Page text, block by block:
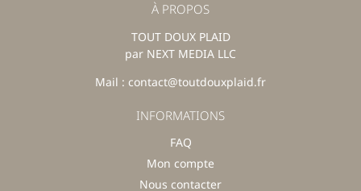
À PROPOS
TOUT DOUX PLAID
par NEXT MEDIA LLC
Mail : contact@toutdouxplaid.fr
INFORMATIONS
FAQ
Mon compte
Nous contacter